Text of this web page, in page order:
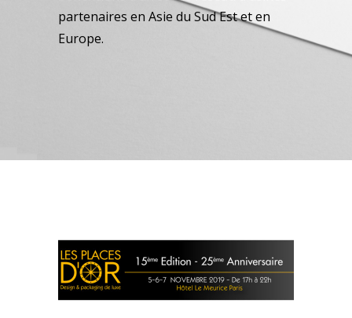
partenaires en Asie du Sud Est et en
Europe.